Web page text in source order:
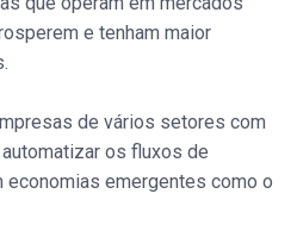
e tenham maior
de vários setores com
os fluxos de
economias emergentes como o